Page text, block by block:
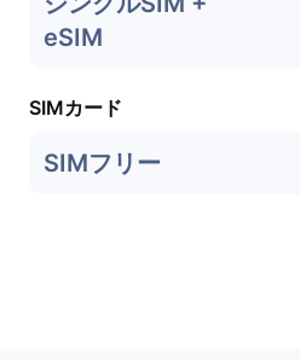
eSIM
SIMカード
SIMフリー